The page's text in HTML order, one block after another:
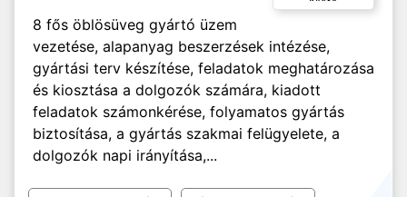
8 fős öblösüveg gyártó üzem
vezetése, alapanyag beszerzések intézése,
gyártási terv készítése, feladatok meghatározása
és kiosztása a dolgozók számára, kiadott
feladatok számonkérése, folyamatos gyártás
biztosítása, a gyártás szakmai felügyelete, a
dolgozók napi irányítása,...